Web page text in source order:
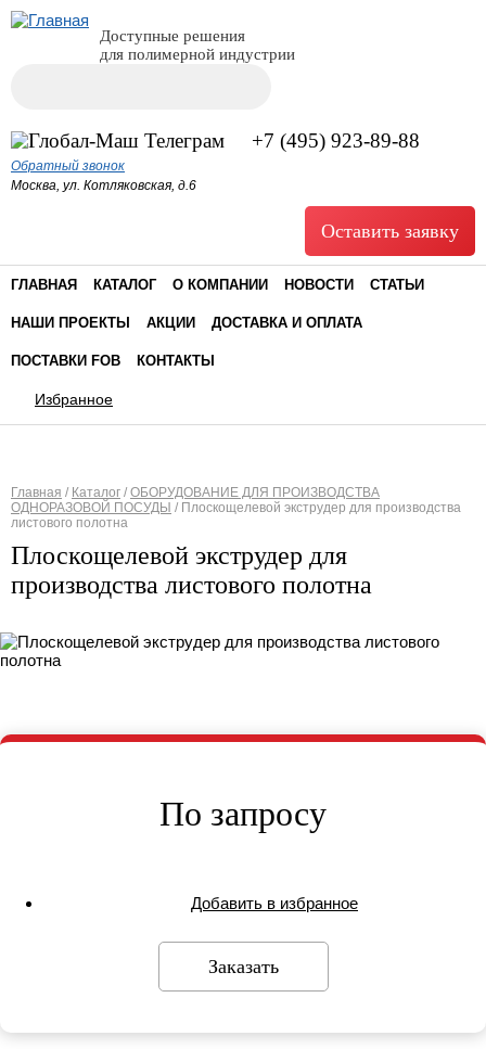
Доступные решения
для полимерной индустрии
+7 (495) 923-89-88
Обратный звонок
Москва, ул. Котляковская, д.6
Оставить заявку
ГЛАВНАЯ КАТАЛОГ О КОМПАНИИ НОВОСТИ СТАТЬИ
НАШИ ПРОЕКТЫ АКЦИИ ДОСТАВКА И ОПЛАТА
ПОСТАВКИ FOB КОНТАКТЫ
Избранное
Вы здесь
Главная / Каталог / ОБОРУДОВАНИЕ ДЛЯ ПРОИЗВОДСТВА
ОДНОРАЗОВОЙ ПОСУДЫ / Плоскощелевой экструдер для производства
листового полотна
Плоскощелевой экструдер для
производства листового полотна
По запросу
Добавить в избранное
Заказать